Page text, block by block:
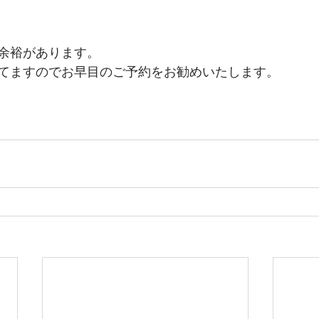
裕があります。
ますのでお早目のご予約をお勧めいたします。